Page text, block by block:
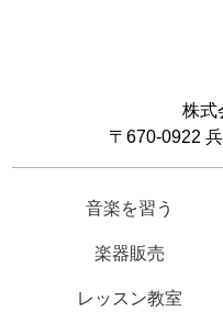
株式
〒670-0922
音楽を習う
楽器販売
レッスン教室